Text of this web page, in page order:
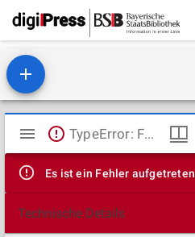
Mirador
Viewer
TypeError: Failed to fetch
Es ist ein Fehler aufgetreten
Technische Details